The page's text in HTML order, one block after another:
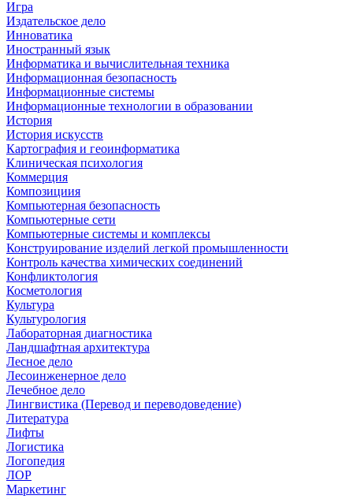
Игра
Издательское дело
Инноватика
Иностранный язык
Информатика и вычислительная техника
Информационная безопасность
Информационные системы
Информационные технологии в образовании
История
История искусств
Картография и геоинформатика
Клиническая психология
Коммерция
Композициия
Компьютерная безопасность
Компьютерные сети
Компьютерные системы и комплексы
Конструирование изделий легкой промышленности
Контроль качества химических соединений
Конфликтология
Косметология
Культура
Культурология
Лабораторная диагностика
Ландшафтная архитектура
Лесное дело
Лесоинженерное дело
Лечебное дело
Лингвистика (Перевод и переводоведение)
Литература
Лифты
Логистика
Логопедия
ЛОР
Маркетинг